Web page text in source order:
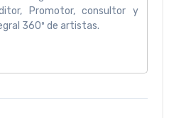
Promotor, consultor y
360º de artistas.